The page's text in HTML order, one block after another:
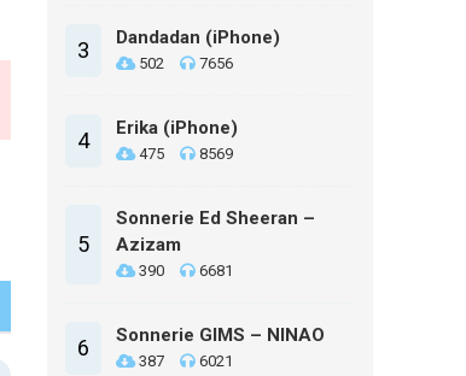
3 Dandadan (iPhone)
502 7656
4 Erika (iPhone)
475 8569
5
Sonnerie Ed Sheeran –
Azizam
390 6681
6 Sonnerie GIMS – NINAO
387 6021